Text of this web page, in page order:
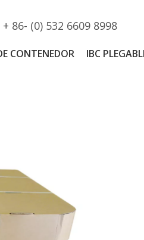
+ 86- (0) 532 6609 8998
CONTENEDOR IBC